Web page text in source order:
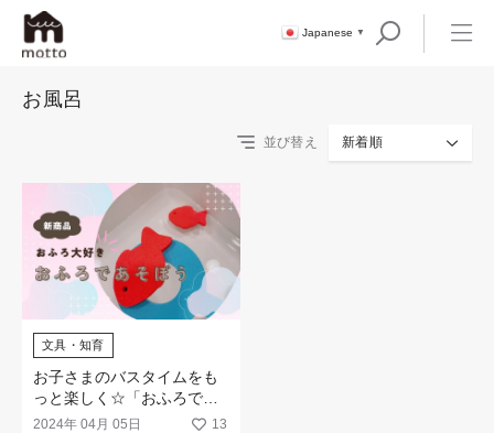
Japanese ▼
お風呂
並び替え 新着順
文具・知育
お子さまのバスタイムをも
っと楽しく☆「おふろであ
そぼう」シリーズが新登場
2024年 04月 05日 13